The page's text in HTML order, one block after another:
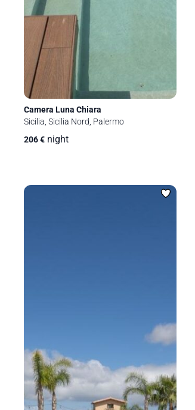
Camera Luna Chiara
Sicilia, Sicilia Nord, Palermo
206€ night